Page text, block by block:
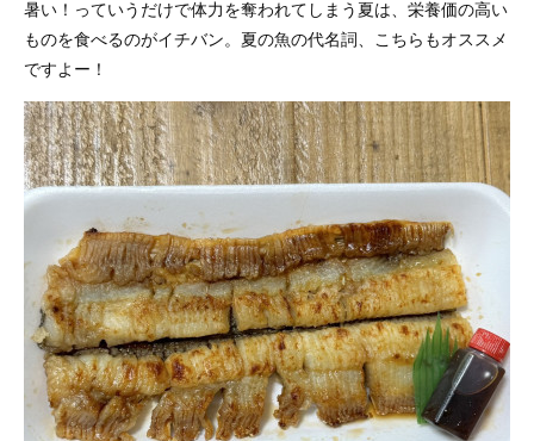
暑い！っていうだけで体力を奪われてしまう夏は、栄養価の高い
ものを食べるのがイチバン。夏の魚の代名詞、こちらもオススメ
ですよー！